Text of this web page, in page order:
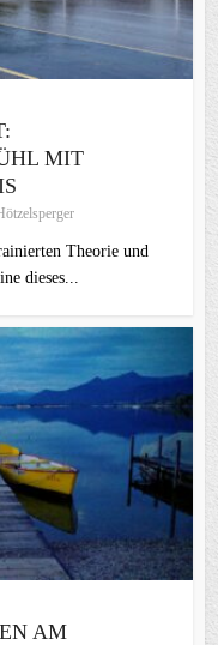
MIT
Theorie und
dieses...
AM